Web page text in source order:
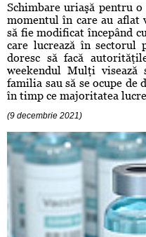
Schimbare uriaşă pentru
momentul în care au aflat
să fie modificat începând
care lucrează în sectorul
doresc să facă
weekendul Mulţi
familia sau să se ocupe
în timp ce majoritatea
(9 decembrie 2021)